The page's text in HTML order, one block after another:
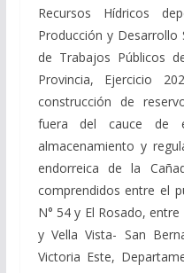
Recursos Hídricos
Producción y Desarrollo
de Trabajos Públicos
Provincia, Ejercicio
construcción de
fuera del cauce de
almacenamiento y
endorreica de la
comprendidos entre el
N° 54 y El Rosado,
y Vella Vista- San
Victoria Este,